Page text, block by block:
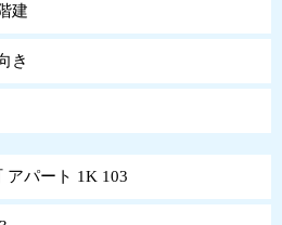
建
き
アパート 1K 103